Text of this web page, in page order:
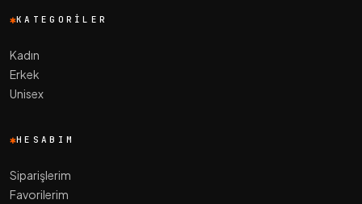
KATEGORILER
Kadın
Erkek
Unisex
HESABIM
Siparişlerim
Favorilerim